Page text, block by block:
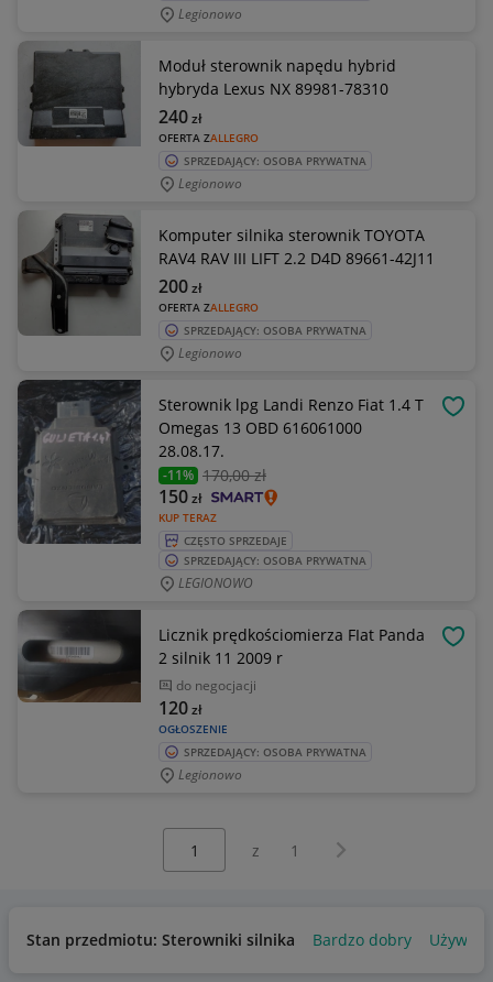
Legionowo
Moduł sterownik napędu hybrid
hybryda Lexus NX 89981-78310
OFERTA ZALLEGRO
240zł
SPRZEDAJĄCY: OSOBA PRYWATNA
Legionowo
Komputer silnika sterownik TOYOTA
RAV4 RAV III LIFT 2.2 D4D 89661-42J11
OFERTA ZALLEGRO
200zł
SPRZEDAJĄCY: OSOBA PRYWATNA
Legionowo
Sterownik lpg Landi Renzo Fiat 1.4 T
Omegas 13 OBD 616061000
28.08.17.
-11% 170,00 zł
KUP TERAZ
150zł
CZĘSTO SPRZEDAJE
SPRZEDAJĄCY: OSOBA PRYWATNA
LEGIONOWO
Licznik prędkościomierza FIat Panda
2 silnik 11 2009 r
do negocjacji
OGŁOSZENIE
120zł
SPRZEDAJĄCY: OSOBA PRYWATNA
Legionowo
z 1 Następna strona
Stan przedmiotu: Sterowniki silnika Bardzo dobry Używany